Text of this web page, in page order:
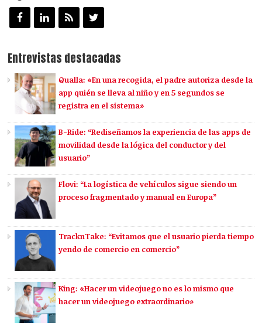
Entrevistas destacadas
Qualla: «En una recogida, el padre autoriza desde la
app quién se lleva al niño y en 5 segundos se
registra en el sistema»
B-Ride: “Rediseñamos la experiencia de las apps de
movilidad desde la lógica del conductor y del
usuario”
Flovi: “La logística de vehículos sigue siendo un
proceso fragmentado y manual en Europa”
TracknTake: “Evitamos que el usuario pierda tiempo
yendo de comercio en comercio”
King: «Hacer un videojuego no es lo mismo que
hacer un videojuego extraordinario»